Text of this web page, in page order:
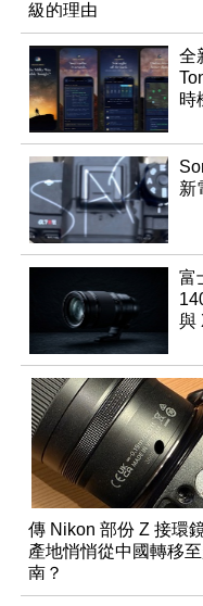
級的理由
全
時
新
富
與
傳 Nikon 部份 Z 接環
產地悄悄從中國轉移
南？